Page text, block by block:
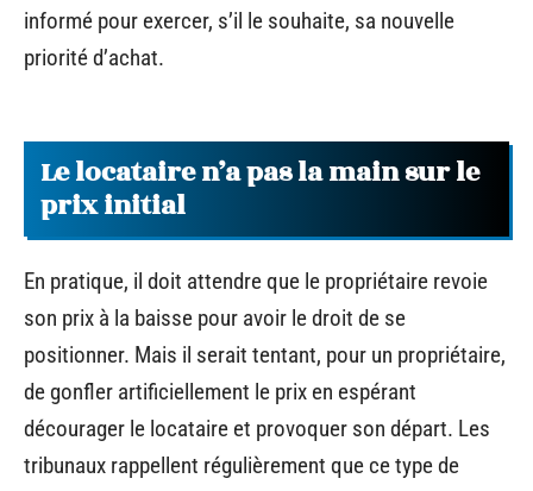
informé pour exercer, s’il le souhaite, sa nouvelle
priorité d’achat.
Le locataire n’a pas la main sur le
prix initial
En pratique, il doit attendre que le propriétaire revoie
son prix à la baisse pour avoir le droit de se
positionner. Mais il serait tentant, pour un propriétaire,
de gonfler artificiellement le prix en espérant
décourager le locataire et provoquer son départ. Les
tribunaux rappellent régulièrement que ce type de